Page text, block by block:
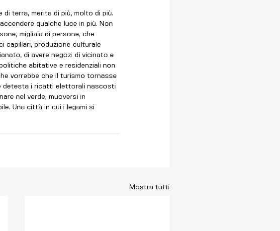
qualche luce in più. Non
migliaia di persone, che
capillari, produzione culturale
di avere negozi di vicinato e
abitative e residenziali non
vorrebbe che il turismo tornasse
detesta i ricatti elettorali nascosti
nel verde, muoversi in
Una città in cui i legami si
Mostra tutti